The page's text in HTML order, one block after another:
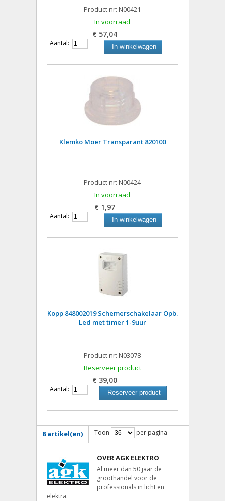
Product nr: N00421
In voorraad
€ 57,04
Aantal: In winkelwagen
Klemko Moer Transparant 820100
Product nr: N00424
In voorraad
€ 1,97
Aantal: In winkelwagen
Kopp 848002019 Schemerschakelaar Opb.
Led met timer 1-9uur
Product nr: N03078
Reserveer product
€ 39,00
Aantal: Reserveer product
8 artikel(en) Toon per pagina
OVER AGK ELEKTRO
Al meer dan 50 jaar de
groothandel voor de
professionals in licht en
elektra.